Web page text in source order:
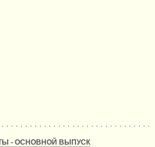
- ОСНОВНОЙ ВЫПУСК